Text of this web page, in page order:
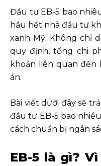
Đầu tư EB-5 bao
hầu hết nhà đầu tư
xanh Mỹ. Không chỉ
quy định, tổng chi
khoản liên quan đến
án.
Bài viết dưới đây sẽ
đầu tư EB-5 bao
cách chuẩn bị ngân
EB-5 là gì?